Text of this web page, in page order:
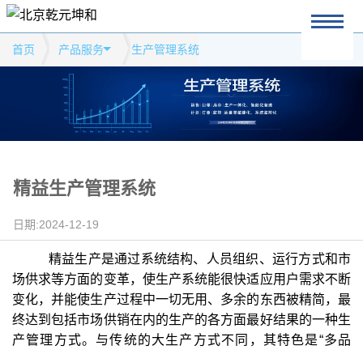
首页 产品服务 生产管理系统
精益生产管理系统
日期:2024-12-19
精益生产是通过系统结构、人员组织、运行方式和市
场供求等方面的变革，使生产系统能很快适应用户需求不断
变化，并能使生产过程中一切无用、多余的东西被精简，最
终达到包括市场供销在内的生产的各方面最好结果的一种生
产管理方式。与传统的大生产方式不同，其特色是“多品